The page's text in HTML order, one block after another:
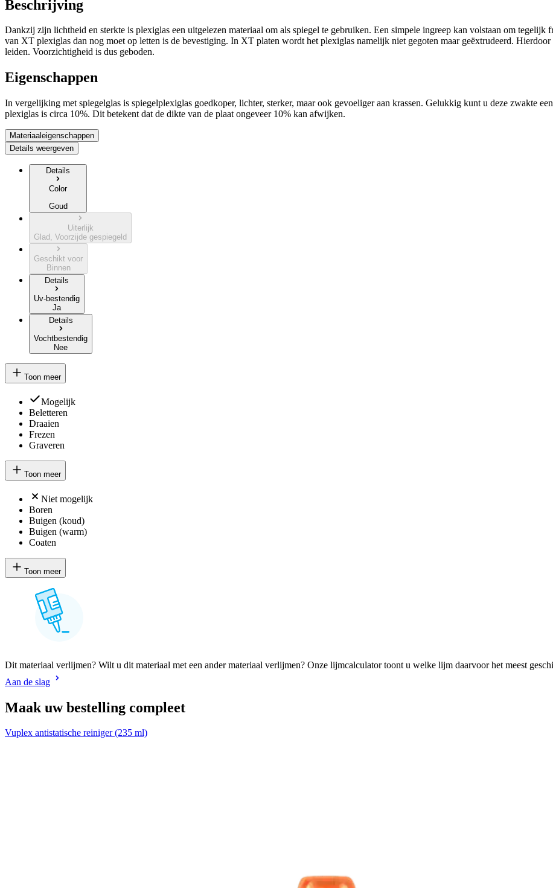
Beschrijving
Dankzij zijn lichtheid en sterkte is plexiglas een uitgelezen materiaal om als spiegel te gebruiken. Een simpele ingreep kan volstaan om tegelijk
van XT plexiglas dan nog moet op letten is de bevestiging. In XT platen wordt het plexiglas namelijk niet gegoten maar geëxtrudeerd.
leiden. Voorzichtigheid is dus geboden.
Eigenschappen
In vergelijking met spiegelglas is spiegelplexiglas goedkoper, lichter, sterker, maar ook gevoeliger aan krassen. Gelukkig kunt u deze zwakte
plexiglas is circa 10%. Dit betekent dat de dikte van de plaat ongeveer 10% kan afwijken.
Materiaaleigenschappen
Details weergeven
Details
Color
Goud
Uiterlijk
Glad, Voorzijde gespiegeld
Geschikt voor
Binnen
Details
Uv-bestendig
Ja
Details
Vochtbestendig
Nee
Toon meer
Mogelijk
Beletteren
Draaien
Frezen
Graveren
Toon meer
Niet mogelijk
Boren
Buigen (koud)
Buigen (warm)
Coaten
Toon meer
Dit materiaal verlijmen? Wilt u dit materiaal met een ander materiaal verlijmen? Onze lijmcalculator toont u welke lijm daarvoor het meest
Aan de slag
Maak uw bestelling compleet
Vuplex antistatische reiniger (235 ml)